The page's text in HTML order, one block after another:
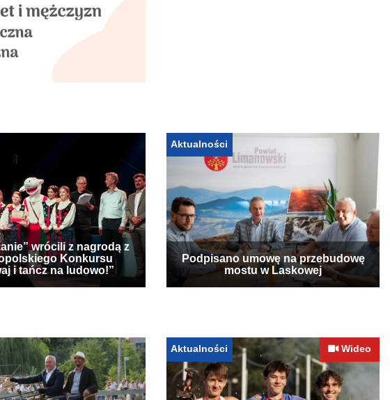
wrócili z nagrodą z
Konkursu
i tańcz na ludowo!”
Aktualności
Podpisano umowę na przebudowę
mostu w Laskowej
Aktualności Wideo